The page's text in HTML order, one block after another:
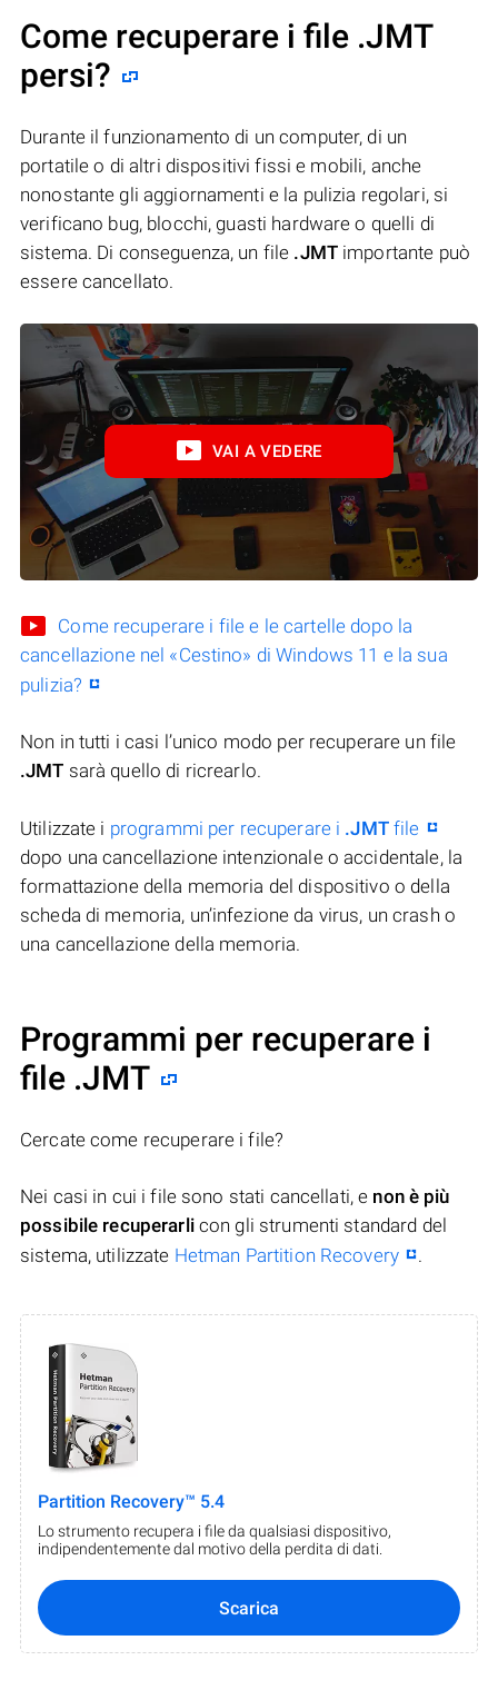
Come recuperare i file .JMT
persi?
Durante il funzionamento di un computer, di un
portatile o di altri dispositivi fissi e mobili, anche
nonostante gli aggiornamenti e la pulizia regolari, si
verificano bug, blocchi, guasti hardware o quelli di
sistema. Di conseguenza, un file .JMTimportante può
essere cancellato.
VAI A VEDERE
Come recuperare i file e le cartelle dopo la
cancellazione nel «Cestino» di Windows 11 e la sua
pulizia?
Non in tutti i casi l’unico modo per recuperare un file
.JMT sarà quello di ricrearlo.
Utilizzate i programmi per recuperare i .JMTfile
dopo una cancellazione intenzionale o accidentale, la
formattazione della memoria del dispositivo o della
scheda di memoria, un’infezione da virus, un crash o
una cancellazione della memoria.
Programmi per recuperare i
file .JMT
Cercate come recuperare i file?
Nei casi in cui i file sono stati cancellati, e non è più
possibile recuperarlicon gli strumenti standard del
sistema, utilizzate Hetman Partition Recovery .
Partition Recovery™ 5.4
Lo strumento recupera i file da qualsiasi dispositivo,
indipendentemente dal motivo della perdita di dati.
Scarica